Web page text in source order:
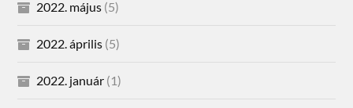
2022. május (5)
2022. április (5)
2022. január (1)